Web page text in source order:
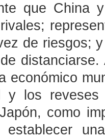
que China
de riesgos;
económico
y los
como
establecer